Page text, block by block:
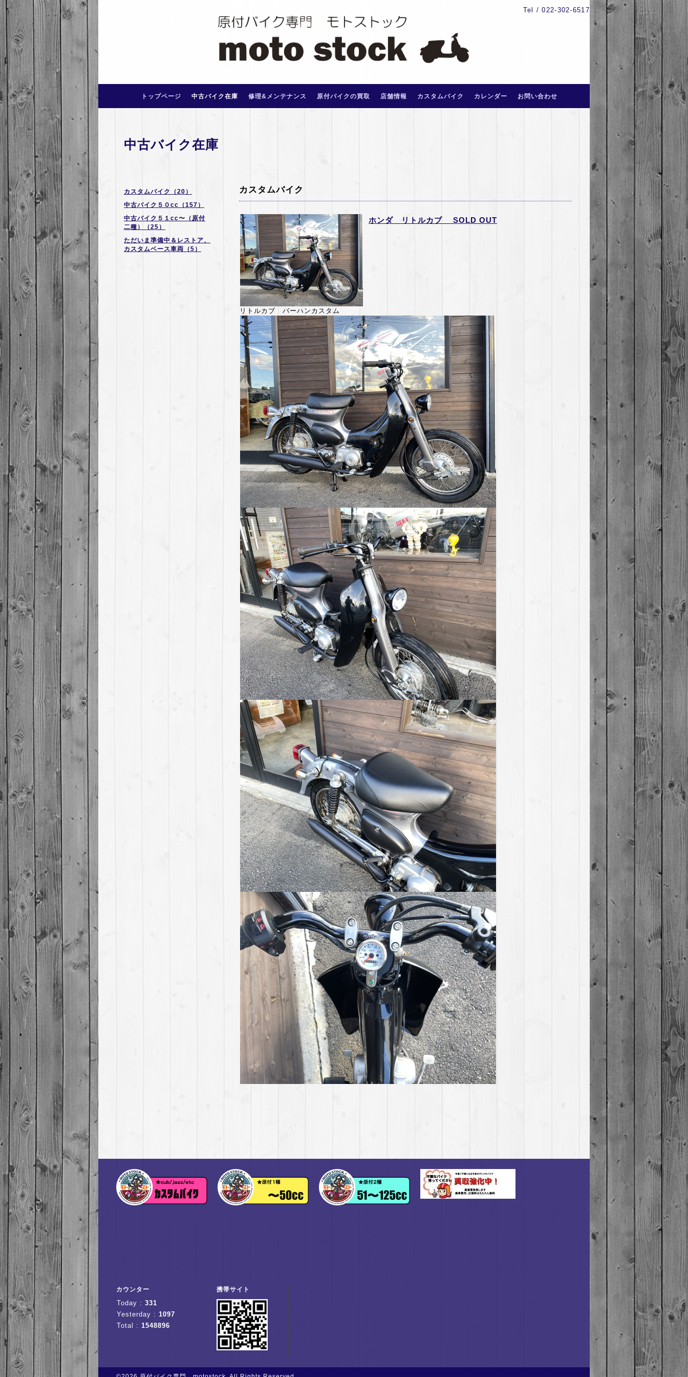
Tel / 022-302-6517
トップページ 中古バイク在庫 修理&メンテナンス 原付バイクの買取 店舗情報 カスタムバイク カレンダー お問い合わせ
カスタムバイク（20）
中古バイク５０cc（157）
中古バイク５１cc〜（原付
二種）（25）
ただいま準備中＆レストア、
カスタムベース車両（5）
中古バイク在庫
カスタムバイク
ホンダ リトルカブ SOLD OUT
リトルカブ バーハンカスタム
カウンター
Today : 331
Yesterday : 1097
Total : 1548896
携帯サイト